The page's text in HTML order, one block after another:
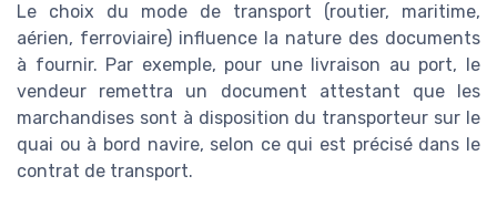
Le choix du mode de transport (routier, maritime,
aérien, ferroviaire) influence la nature des documents
à fournir. Par exemple, pour une livraison au port, le
vendeur remettra un document attestant que les
marchandises sont à disposition du transporteur sur le
quai ou à bord navire, selon ce qui est précisé dans le
contrat de transport.